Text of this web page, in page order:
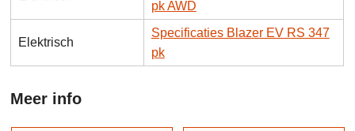
pk AWD
Elektrisch
Specificaties Blazer EV RS 347
pk
Meer info